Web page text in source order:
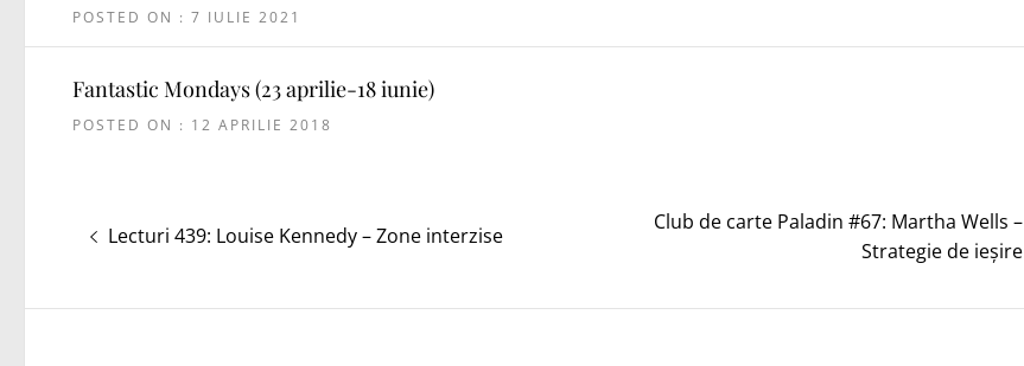
POSTED ON : 7 IULIE 2021
Fantastic Mondays (23 aprilie-18 iunie)
POSTED ON : 12 APRILIE 2018
în Articolul
Lecturi 439: Louise Kennedy – Zone interzise
Articolul
Club de carte Paladin #67: Martha Wells –
Strategie de ieșire